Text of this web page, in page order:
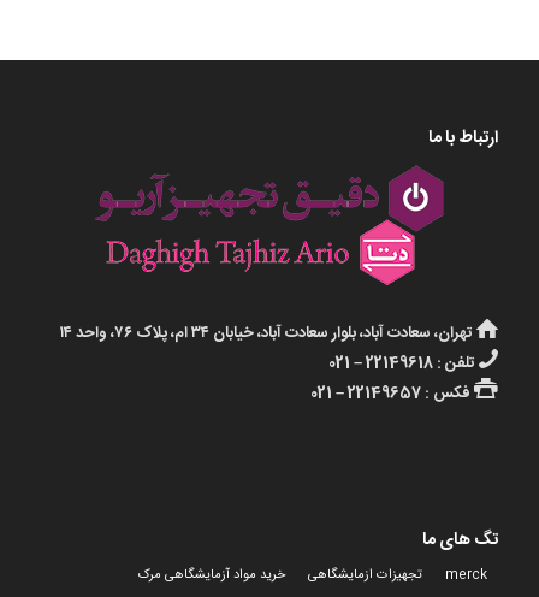
ارتباط با ما
تهران، سعادت آباد، بلوار سعادت آباد، خیابان ۳۴ ام، پلاک ۷۶، واحد ۱۴
تلفن : 22149618 – 021
فکس : 22149657 – 021
تگ های ما
merck تجهیزات ازمایشگاهی
خرید مواد آزمایشگاهی مرک